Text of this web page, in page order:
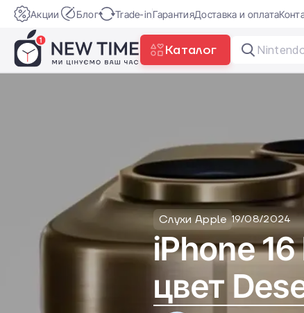
Акции Блог Trade-inГарантияДоставка и оплата
Каталог
Слухи Apple 19/08/2024
iPhone
цвет